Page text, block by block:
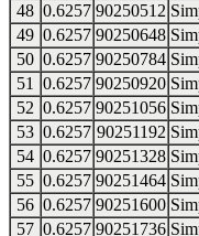
48 0.6257 90250512
49 0.6257 90250648
50 0.6257 90250784
51
0.6257 90250920
52 0.6257 90251056
53 0.6257 90251192
54 0.6257 90251328
55 0.6257 90251464
56 0.6257 90251600
57 0.6257 90251736